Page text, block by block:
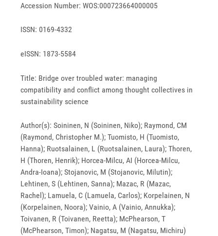
Accession Number: WOS:000723664000005
ISSN: 0169-4332
eISSN: 1873-5584
Title: Bridge over troubled water: managing
compatibility and conflict among thought collectives in
sustainability science
Author(s): Soininen, N (Soininen, Niko); Raymond, CM
(Raymond, Christopher M.); Tuomisto, H (Tuomisto,
Hanna); Ruotsalainen, L (Ruotsalainen, Laura); Thoren,
H (Thoren, Henrik); Horcea-Milcu, AI (Horcea-Milcu,
Andra-Ioana); Stojanovic, M (Stojanovic, Milutin);
Lehtinen, S (Lehtinen, Sanna); Mazac, R (Mazac,
Rachel); Lamuela, C (Lamuela, Carlos); Korpelainen, N
(Korpelainen, Noora); Vainio, A (Vainio, Annukka);
Toivanen, R (Toivanen, Reetta); McPhearson, T
(McPhearson, Timon); Nagatsu, M (Nagatsu, Michiru)